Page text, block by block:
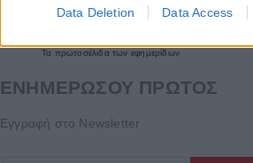
Data Deletion Data Access
Τα πρωτοσέλιδατων εφημερίδων
ΕΝΗΜΕΡΩΣΟΥ ΠΡΩΤΟΣ
Εγγραφή στο Newsletter